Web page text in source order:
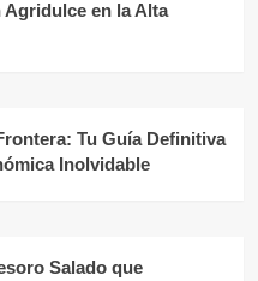
en la Alta
Tu Guía Definitiva
Inolvidable
Salado que